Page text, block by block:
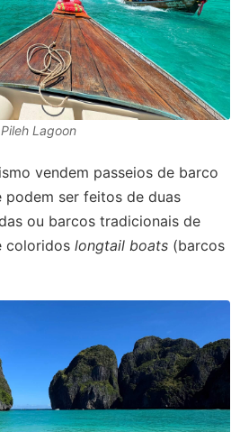
Pileh Lagoon
vendem passeios de barco
podem ser feitos de duas
ou barcos tradicionais de
coloridoslongtail boats (barcos